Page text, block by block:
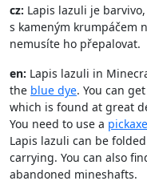
cz: Lapis lazuli je
s kameným krumpáčem
nemusíte ho přepalovat.
en: Lapis lazuli in
the blue dye. You can
which is found at great
You need to use a pickaxe
Lapis lazuli can be
carrying. You can also
abandoned mineshafts.